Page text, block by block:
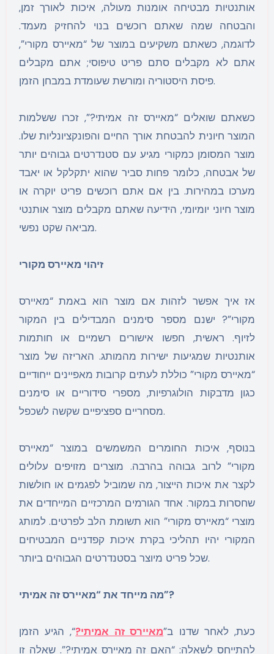
אותנטיות מבטיחה אומנות מעולה, איכות לאורך זמן,
והבטחה שמה שאתם רוכשים בנוי להחזיק מעמד.
לדוגמה, כשאתם משקיעים במוצר של “מאיירס מקורי”,
אתם לא מקבלים סתם פריט טיפוסי; אתם מקבלים
פיסת היסטוריה ומורשת שעומדת במבחן הזמן.
כשאתם שואלים “מאיירס זה אמיתי?”, זכרו ששלמות
המוצר חיונית להבטחת אורך החיים והפונקציונליות שלו.
מוצר המסומן כמקורי מגיע עם סטנדרטים גבוהים יותר
של אבטחה, כלומר פחות סביר שהוא יתקלקל או יאבד
מערכו במהירות. בין אם אתם רוכשים פריט יוקרה או
מוצר חיוני יומיומי, הידיעה שאתם מקבלים מוצר אותנטי
מביאה שקט נפשי.
זיהוי מאיירס מקורי
אז איך אפשר לזהות אם מוצר הוא באמת “מאיירס
מקורי”? ישנם מספר סימנים המבדילים בין המקור
לזיוף. ראשית, חפשו אישורים רשמיים או חותמות
אותנטיות שמגיעות ישירות מהמותג. האריזה של מוצר
“מאיירס מקורי” כוללת לעתים קרובות מאפיינים ייחודיים
כגון מדבקות הולוגרפיות, מספרי סידוריים או סימנים
מסחריים ספציפיים שקשה לשכפל.
בנוסף, איכות החומרים המשמשים במוצר “מאיירס
מקורי” לרוב גבוהה בהרבה. מוצרים מזויפים עלולים
לקצר את איכות הייצור, מה שמוביל לפגמים או חולשות
שחסרות במקור. אחד הגורמים המרכזיים המייחדים את
מוצרי “מאיירס מקורי” הוא תשומת הלב לפרטים. למותג
המקורי יהיו תהליכי בקרת איכות קפדניים המבטיחים
שכל פריט מיוצר בסטנדרטים הגבוהים ביותר.
מה מייחד את “מאיירס זה אמיתי”?
כעת, לאחר שדנו ב”מאיירס זה אמיתי?“, הגיע הזמן
להתייחס לשאלה: “האם זה מאיירס אמיתי?”. שאלה זו